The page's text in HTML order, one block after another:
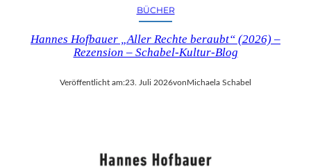
BÜCHER
Hannes Hofbauer „Aller Rechte beraubt“ (2026) –
Rezension – Schabel-Kultur-Blog
Veröffentlicht am:23. Juli 2026vonMichaela Schabel